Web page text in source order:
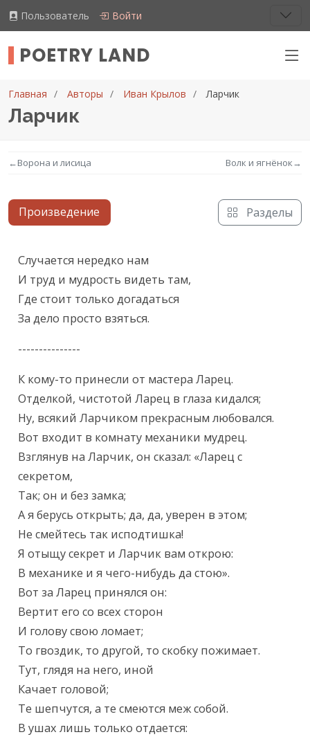
Пользователь Войти
POETRY LAND
Главная Авторы Иван Крылов Ларчик
Ларчик
←Ворона и лисица Волк и ягнёнок→
Произведение Разделы
Текст произведения
Случается нередко нам
И труд и мудрость видеть там,
Где стоит только догадаться
За дело просто взяться.
---------------
К кому-то принесли от мастера Ларец.
Отделкой, чистотой Ларец в глаза кидался;
Ну, всякий Ларчиком прекрасным любовался.
Вот входит в комнату механики мудрец.
Взглянув на Ларчик, он сказал: «Ларец с
секретом,
Так; он и без замка;
А я берусь открыть; да, да, уверен в этом;
Не смейтесь так исподтишка!
Я отыщу секрет и Ларчик вам открою:
В механике и я чего-нибудь да стою».
Вот за Ларец принялся он:
Вертит его со всех сторон
И голову свою ломает;
То гвоздик, то другой, то скобку пожимает.
Тут, глядя на него, иной
Качает головой;
Те шепчутся, а те смеются меж собой.
В ушах лишь только отдается: